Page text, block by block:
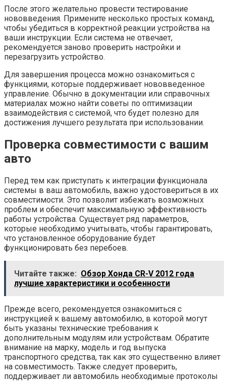
После этого желательно провести тестирование
нововведения. Примените несколько простых команд,
чтобы убедиться в корректной реакции устройства на
ваши инструкции. Если система не отвечает,
рекомендуется заново проверить настройки и
перезагрузить устройство.
Для завершения процесса можно ознакомиться с
функциями, которые поддерживает нововведенное
управление. Обычно в документации или справочных
материалах можно найти советы по оптимизации
взаимодействия с системой, что будет полезно для
достижения лучшего результата при использовании.
Проверка совместимости с вашим
авто
Перед тем как приступать к интеграции функционала
системы в ваш автомобиль, важно удостовериться в их
совместимости. Это позволит избежать возможных
проблем и обеспечит максимальную эффективность
работы устройства. Существует ряд параметров,
которые необходимо учитывать, чтобы гарантировать,
что установленное оборудование будет
функционировать без перебоев.
Читайте также: Обзор Хонда CR-V 2012 года
лучшие характеристики и особенности
Прежде всего, рекомендуется ознакомиться с
инструкцией к вашему автомобилю, в которой могут
быть указаны технические требования к
дополнительным модулям или устройствам. Обратите
внимание на марку, модель и год выпуска
транспортного средства, так как это существенно влияет
на совместимость. Также следует проверить,
поддерживает ли автомобиль необходимые протоколы